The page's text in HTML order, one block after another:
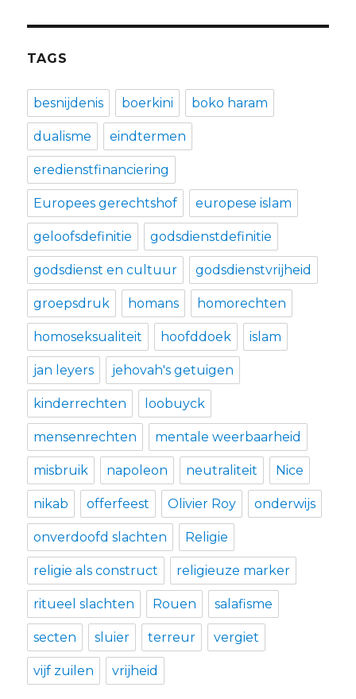
TAGS
besnijdenis boerkini boko haram
dualisme eindtermen
eredienstfinanciering
Europees gerechtshof europese islam
geloofsdefinitie godsdienstdefinitie
godsdienst en cultuur godsdienstvrijheid
groepsdruk homans homorechten
homoseksualiteit hoofddoek islam
jan leyers jehovah's getuigen
kinderrechten loobuyck
mensenrechten mentale weerbaarheid
misbruik napoleon neutraliteit Nice
nikab offerfeest Olivier Roy onderwijs
onverdoofd slachten Religie
religie als construct religieuze marker
ritueel slachten Rouen salafisme
secten sluier terreur vergiet
vijf zuilen vrijheid